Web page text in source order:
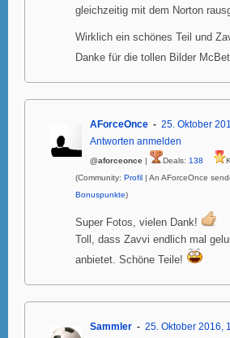
gleichzeitig mit dem Norton
Wirklich ein schönes Teil und
Danke für die tollen Bilder
AForceOnce 25. Oktober
Antworten anmelden
@aforceonce | Deals: 138
(Community: Profil | An AForceOnce
Bonuspunkte)
Super Fotos, vielen Dank!
Toll, dass Zavvi endlich mal
anbietet. Schöne Teile!
Sammler 25. Oktober 2016,